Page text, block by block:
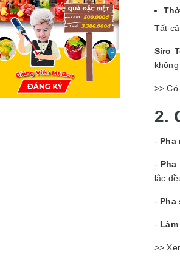
Tất
Siro
>>
2.
- Pha
-
lắc
- Pha
-
>>